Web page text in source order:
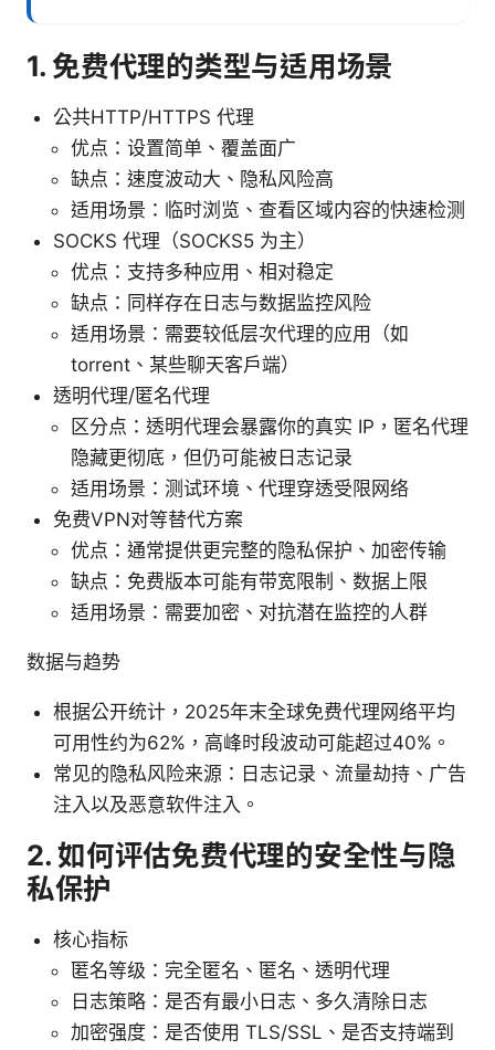
1. 免费代理的类型与适用场景
公共HTTP/HTTPS 代理
优点：设置简单、覆盖面广
缺点：速度波动大、隐私风险高
适用场景：临时浏览、查看区域内容的快速检测
SOCKS 代理（SOCKS5 为主）
优点：支持多种应用、相对稳定
缺点：同样存在日志与数据监控风险
适用场景：需要较低层次代理的应用（如
torrent、某些聊天客户端）
透明代理/匿名代理
区分点：透明代理会暴露你的真实 IP，匿名代理
隐藏更彻底，但仍可能被日志记录
适用场景：测试环境、代理穿透受限网络
免费VPN对等替代方案
优点：通常提供更完整的隐私保护、加密传输
缺点：免费版本可能有带宽限制、数据上限
适用场景：需要加密、对抗潜在监控的人群
数据与趋势
根据公开统计，2025年末全球免费代理网络平均
可用性约为62%，高峰时段波动可能超过40%。
常见的隐私风险来源：日志记录、流量劫持、广告
注入以及恶意软件注入。
2. 如何评估免费代理的安全性与隐
私保护
核心指标
匿名等级：完全匿名、匿名、透明代理
日志策略：是否有最小日志、多久清除日志
加密强度：是否使用 TLS/SSL、是否支持端到